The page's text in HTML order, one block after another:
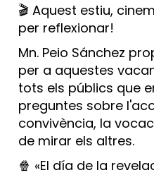
🎬 Aquest estiu,
per reflexionar!
Mn. Peio Sánchez
per a aquestes
tots els públics que
preguntes sobre
convivència, la
de mirar els altres.
🍿 «El día de la